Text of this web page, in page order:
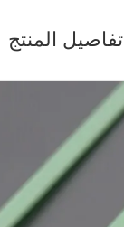
تفاصيل المنتج